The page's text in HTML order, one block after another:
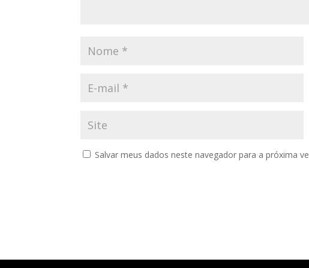
Salvar meus dados neste navegador para a próxima